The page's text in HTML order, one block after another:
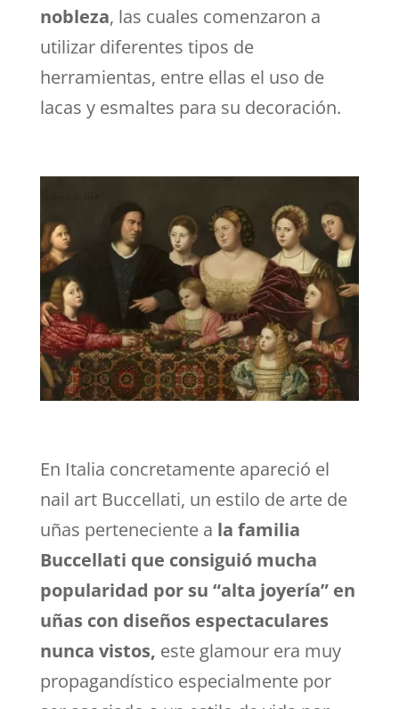
nobleza, las cuales comenzaron a
utilizar diferentes tipos de
herramientas, entre ellas el uso de
lacas y esmaltes para su decoración.
En Italia concretamente apareció el
nail art Buccellati, un estilo de arte de
uñas perteneciente a la familia
Buccellati que consiguió mucha
popularidad por su “alta joyería” en
uñas con diseños espectaculares
nunca vistos, este glamour era muy
propagandístico especialmente por